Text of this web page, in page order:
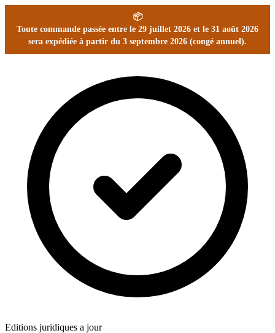
📦
Toute commande passée entre le 29 juillet 2026 et le 31 août 2026
sera expédiée à partir du 3 septembre 2026 (congé annuel).
Editions juridiques a jour